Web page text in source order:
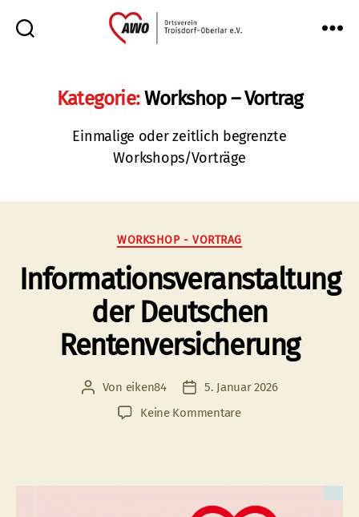
e.V.
Kategorie: Workshop – Vortrag
Einmalige oder zeitlich begrenzte
Workshops/Vorträge
Kategorien
WORKSHOP - VORTRAG
Informationsveranstaltung
der Deutschen
Rentenversicherung
Beitragsautor
Von eiken84 Veröffentlichungsdatum
5. Januar 2026
Keine Kommentarezu
Rentenversicherung